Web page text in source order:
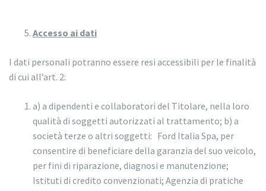
Accesso ai dati
I dati personali potranno essere resi accessibili per le finalità
di cui all’art. 2:
a) a dipendenti e collaboratori del Titolare, nella loro
qualità di soggetti autorizzati al trattamento; b) a
società terze o altri soggetti: Ford Italia Spa, per
consentire di beneficiare della garanzia del suo veicolo,
per fini di riparazione, diagnosi e manutenzione;
Istituti di credito convenzionati; Agenzia di pratiche